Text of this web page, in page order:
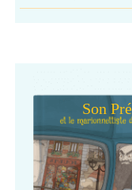
Son